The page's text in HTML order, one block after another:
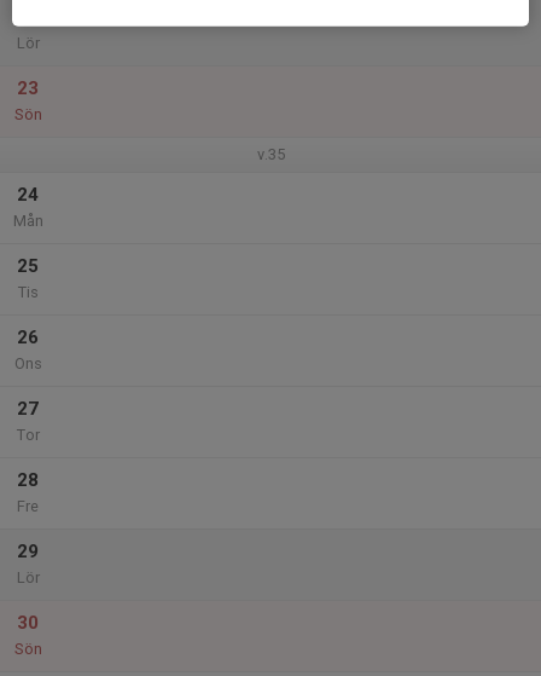
Lör
23
Sön
v.35
24
Mån
25
Tis
26
Ons
27
Tor
28
Fre
29
Lör
30
Sön